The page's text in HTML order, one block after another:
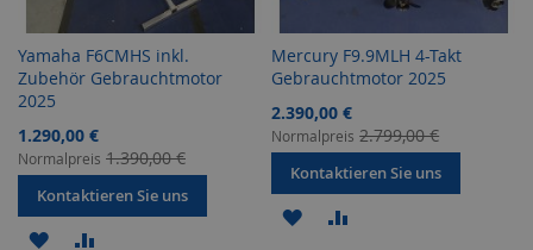
Yamaha F6CMHS inkl.
Zubehör Gebrauchtmotor
2025
Sonderangebot
1.290,00 €
Normalpreis 1.390,00 €
Kontaktieren Sie uns
ZUR
Mercury F9.9MLH 4-Takt
Gebrauchtmotor 2025
Sonderangebot
2.390,00 €
Normalpreis 2.799,00 €
Kontaktieren Sie uns
ZUR